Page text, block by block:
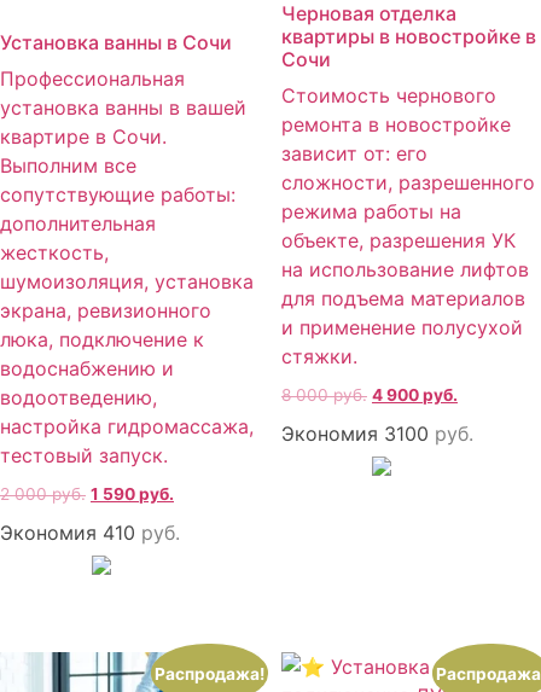
Установка ванны в Сочи
Профессиональная
установка ванны в вашей
квартире в Сочи.
Выполним все
сопутствующие работы:
дополнительная
жесткость,
шумоизоляция, установка
экрана, ревизионного
люка, подключение к
водоснабжению и
водоотведению,
настройка гидромассажа,
тестовый запуск.
2 000руб. 1 590руб.
Экономия 410 руб.
Черновая отделка
квартиры в новостройке в
Сочи
Стоимость чернового
ремонта в новостройке
зависит от: его
сложности, разрешенного
режима работы на
объекте, разрешения УК
на использование лифтов
для подъема материалов
и применение полусухой
стяжки.
8 000руб. 4 900руб.
Экономия 3100 руб.
Распродажа!